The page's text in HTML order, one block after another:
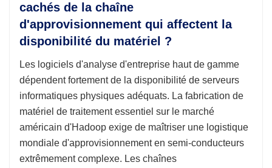
cachés de la chaîne
d'approvisionnement qui affectent la
disponibilité du matériel ?
Les logiciels d'analyse d'entreprise haut de gamme
dépendent fortement de la disponibilité de serveurs
informatiques physiques adéquats. La fabrication de
matériel de traitement essentiel sur le marché
américain d'Hadoop exige de maîtriser une logistique
mondiale d'approvisionnement en semi-conducteurs
extrêmement complexe. Les chaînes